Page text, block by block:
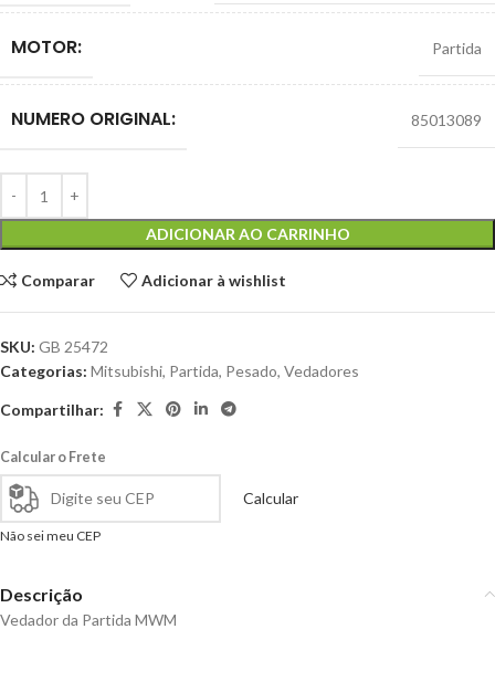
MOTOR: Partida
NUMERO ORIGINAL: 85013089
ADICIONAR AO CARRINHO
Comparar Adicionar à wishlist
SKU: GB 25472
Categorias: Mitsubishi, Partida, Pesado, Vedadores
Compartilhar:
Calcular o Frete
Calcular
Não sei meu CEP
Descrição
Vedador da Partida MWM